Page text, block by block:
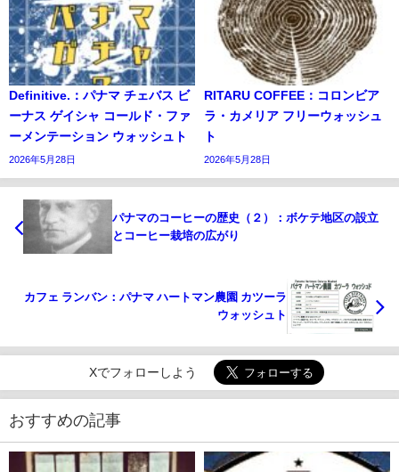
Definitive.：パナマ チェバス ビ
ーナス ゲイシャ コールド・ファ
ーメンテーション ウォッシュト
2026年5月28日
RITARU COFFEE：コロンビア
ラ・カメリア フリーウォッシュ
ト
2026年5月28日
パナマのコーヒーの歴史（２）：ボケテ地区の設立
とコーヒー栽培の広がり
カフェ ランバン：パナマ ハートマン農園 カツーラ
ウォッシュト
Xでフォローしよう
おすすめの記事